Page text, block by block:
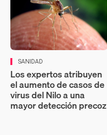
SANIDAD
Los expertos atribuyen
el aumento de casos de
virus del Nilo a una
mayor detección precoz